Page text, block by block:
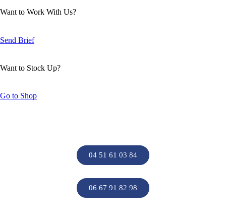
Want to Work With Us?
Send Brief
Want to Stock Up?
Go to Shop
04 51 61 03 84
06 67 91 82 98